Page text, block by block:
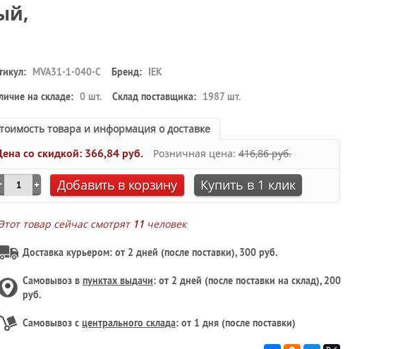
MVA31-1-040-C Бренд: IEK
на складе: 0 шт. Склад поставщика: 1987 шт.
товара и информация о доставке
со скидкой: 366,84 руб. Розничная цена: 416,86 руб.
Добавить в корзину Купить в 1 клик
товар сейчас смотрят 11 человек
Доставка курьером: от 2 дней (после поставки), 300 руб.
Самовывоз в пунктах выдачи: от 2 дней (после поставки на склад), 200
руб.
Самовывоз с центрального склада: от 1 дня (после поставки)